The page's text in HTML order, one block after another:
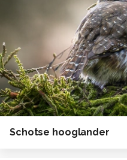
Schotse hooglander